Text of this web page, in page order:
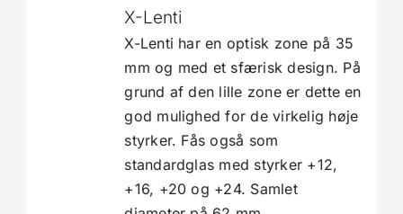
X-Lenti
X-Lenti har en optisk zone på 35
mm og med et sfærisk design. På
grund af den lille zone er dette en
god mulighed for de virkelig høje
styrker. Fås også som
standardglas med styrker +12,
+16, +20 og +24. Samlet